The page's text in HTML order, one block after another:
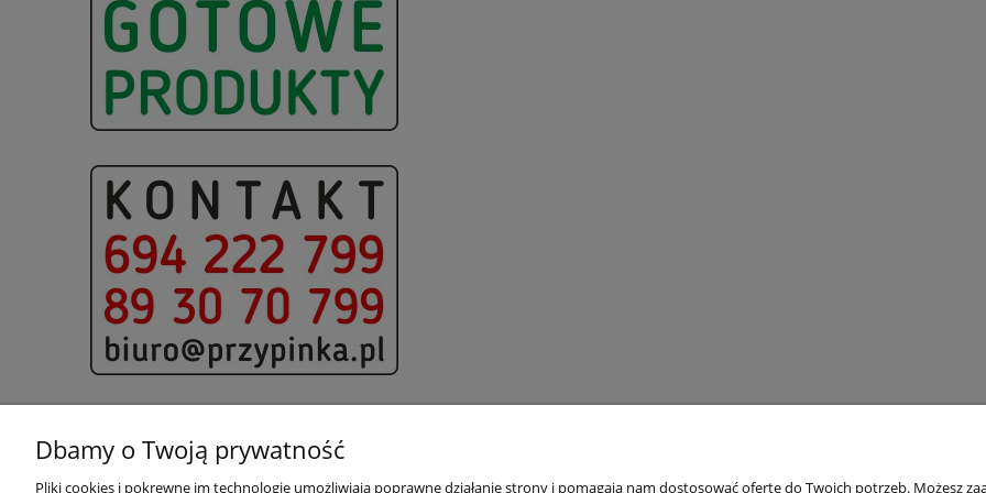
Pomoc Moje konto Płatności i dostawa Informacje
Dbamy o Twoją prywatność
Pliki cookies i pokrewne im technologie umożliwiają poprawne działanie strony i pomagają nam dostosować ofertę do Twoich potrzeb. Możesz